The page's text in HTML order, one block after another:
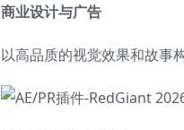
商业设计与广告
以高品质的视觉效果和故事